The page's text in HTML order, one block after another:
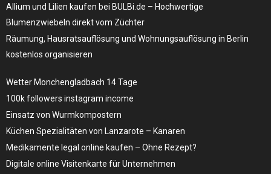
Allium und Lilien kaufen bei BULBi.de – Hochwertige
Blumenzwiebeln direkt vom Züchter
Räumung, Hausratsauflösung und Wohnungsauflösung in Berlin
kostenlos organisieren
Wetter Monchengladbach 14 Tage
100k followers instagram income
Einsatz von Wurmkompostern
Küchen Spezialitäten von Lanzarote – Kanaren
Medikamente legal online kaufen – Ohne Rezept?
Digitale online Visitenkarte für Unternehmen